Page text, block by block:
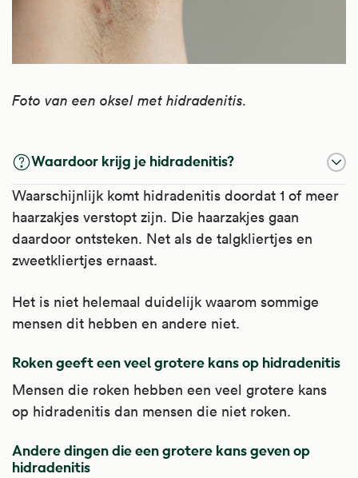
Foto van een oksel met hidradenitis.
Waardoor krijg je hidradenitis?
Waarschijnlijk komt hidradenitis doordat 1 of meer
haarzakjes verstopt zijn. Die haarzakjes gaan
daardoor ontsteken. Net als de talgkliertjes en
zweetkliertjes ernaast.
Het is niet helemaal duidelijk waarom sommige
mensen dit hebben en andere niet.
Roken geeft een veel grotere kans op hidradenitis
Mensen die roken hebben een veel grotere kans
op hidradenitis dan mensen die niet roken.
Andere dingen die een grotere kans geven op
hidradenitis